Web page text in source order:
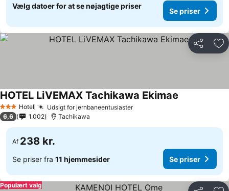
Vælg datoer for at se nøjagtige priser
Se priser
Del
3 StjernerHotel Udsigt for jernbaneentusiaster
HOTEL LiVEMAX Tachikawa Ekimae
6,6 1.002 Tachikawa
Af 238 kr.
Se priser fra 11 hjemmesider Se priser
Populært valg